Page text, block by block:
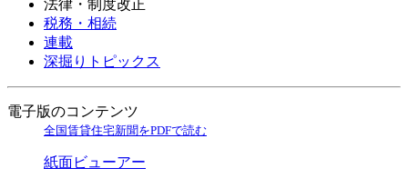
法律・制度改正
税務・相続
連載
深掘りトピックス
電子版のコンテンツ
全国賃貸住宅新聞をPDFで読む
紙面ビューアー